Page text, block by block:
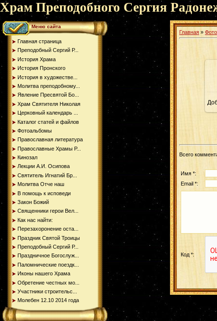
Храм Преподобного Сергия
Меню сайта
Главная страница
Преподобный Сергий Р...
История Храма
История Пронского
История в художестве...
Молитва преподобному...
Явление Пресвятой Бо...
Храм Святителя Николая
Церковный календарь ...
Каталог статей и файлов
Фотоальбомы
Православная литература
Православные Храмы Р...
Кинозал
Лекции А.И. Осипова
Святитель Игнатий Бр...
Молитва Отче наш
В помощь к исповеди
Закон Божий
Священники герои Вел...
Как нас найти:
Перезахоронение оста...
Праздник Святой Троицы
Преподобный Сергий Р...
Праздничное Богослуж...
Паломнические поездк...
Иконы нашего Храма
Обретение честных мо...
Участники строительс...
Молебен 12.10 2014 года
Главная »
Всего
Имя *:
Email *:
Код *: